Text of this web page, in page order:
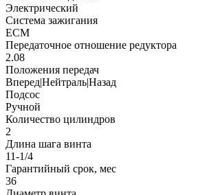
Электрический
Система зажигания
ECM
Передаточное отношение редуктора
2.08
Положения передач
Вперед|Нейтраль|Назад
Подсос
Ручной
Количество цилиндров
2
Длина шага винта
11-1/4
Гарантийный срок, мес
36